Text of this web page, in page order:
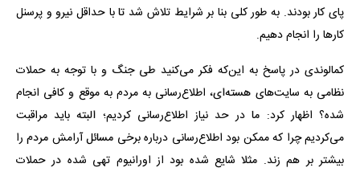
پای کار بودند. به طور کلی بنا بر شرایط تلاش شد تا با حداقل نیرو و پرسنل
کارها را انجام دهیم.
کمالوندی در پاسخ به این‌که فکر می‌کنید طی جنگ و با توجه به حملات
نظامی به سایت‌های هسته‌ای، اطلاع‌رسانی به مردم به موقع و کافی انجام
شده؟ اظهار کرد: ما در حد نیاز اطلاع‌رسانی کردیم؛ البته باید مراقبت
می‌کردیم چرا که ممکن بود اطلاع‌رسانی درباره برخی مسائل آرامش مردم را
بیشتر بر هم زند. مثلا شایع شده بود از اورانیوم تهی شده در حملات